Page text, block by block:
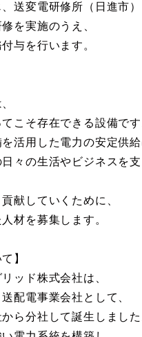
送変電研修所（日進市）
を実施のうえ、
与を行います。
こそ存在できる設備です
活用した電力の安定供給
々の生活やビジネスを支
献していくために、
材を募集します。
】
ッド株式会社は、
配電事業会社として、
ら分社して誕生しました